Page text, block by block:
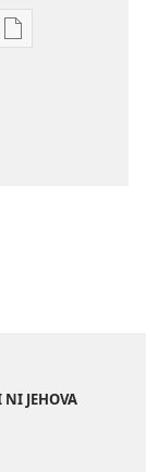
Opsiyon
NI JEHOVA